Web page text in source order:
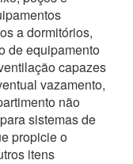
a dormitórios,
de equipamento
capazes
vazamento,
não
sistemas de
propicie o
itens